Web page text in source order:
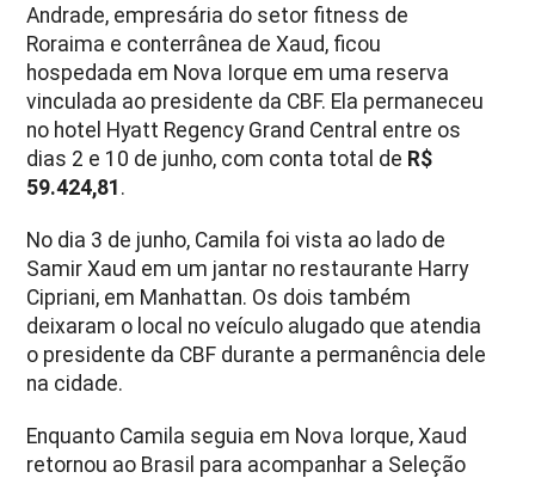
Andrade, empresária do setor fitness de
Roraima e conterrânea de Xaud, ficou
hospedada em Nova Iorque em uma reserva
vinculada ao presidente da CBF. Ela permaneceu
no hotel Hyatt Regency Grand Central entre os
dias 2 e 10 de junho, com conta total de R$
59.424,81 .
No dia 3 de junho, Camila foi vista ao lado de
Samir Xaud em um jantar no restaurante Harry
Cipriani, em Manhattan. Os dois também
deixaram o local no veículo alugado que atendia
o presidente da CBF durante a permanência dele
na cidade.
Enquanto Camila seguia em Nova Iorque, Xaud
retornou ao Brasil para acompanhar a Seleção